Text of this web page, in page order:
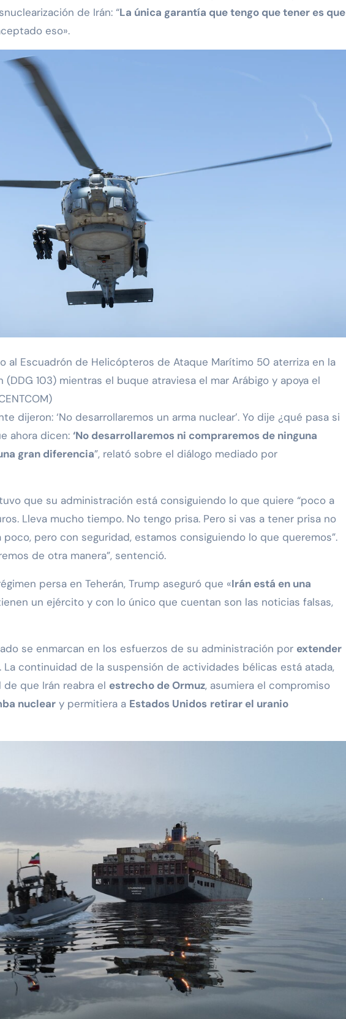
de Irán: “La única garantía que tengo que tener es que
eso».
al Escuadrón de Helicópteros de Ataque Marítimo 50 aterriza en la
103) mientras el buque atraviesa el mar Arábigo y apoya el
dijeron: ‘No desarrollaremos un arma nuclear’. Yo dije ¿qué pasa si
ahora dicen: ‘No desarrollaremos ni compraremos de ninguna
gran diferencia”, relató sobre el diálogo mediado por
que su administración está consiguiendo lo que quiere “poco a
Lleva mucho tiempo. No tengo prisa. Pero si vas a tener prisa no
pero con seguridad, estamos consiguiendo lo que queremos”.
de otra manera”, sentenció.
persa en Teherán, Trump aseguró que «Irán está en una
un ejército y con lo único que cuentan son las noticias falsas,
se enmarcan en los esfuerzos de su administración por extender
. La continuidad de la suspensión de actividades bélicas está atada,
de que Irán reabra el estrecho de Ormuz, asumiera el compromiso
nuclear y permitiera a Estados Unidos retirar el uranio